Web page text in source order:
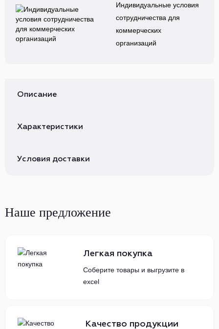
Индивидуальные условия
сотрудничества для
коммерческих
организаций
Описание
Характеристики
Условия доставки
Наше предложение
Легкая покупка
Соберите товары и выгрузите в
excel
Качество продукции